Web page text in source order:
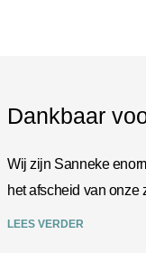
Dankbaar
Wij zijn Sanneke
het afscheid van onze
LEES VERDER